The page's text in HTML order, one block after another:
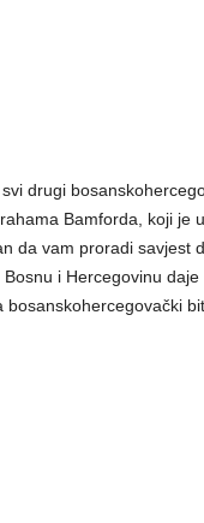
drugi
Bamforda, koji je
da vam proradi
i Hercegovinu
bosanskohercegovački